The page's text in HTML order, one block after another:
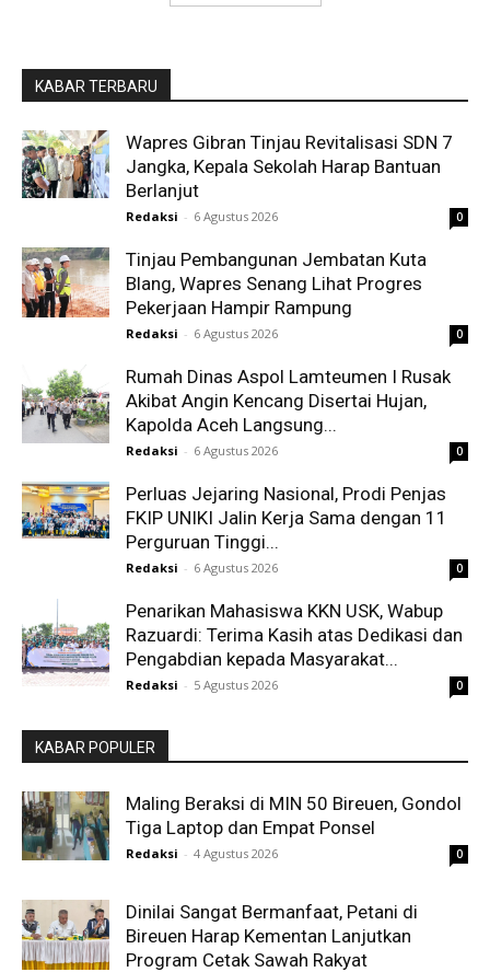
KABAR TERBARU
Wapres Gibran Tinjau Revitalisasi SDN 7
Jangka, Kepala Sekolah Harap Bantuan
Berlanjut
Redaksi - 6 Agustus 2026 0
Tinjau Pembangunan Jembatan Kuta
Blang, Wapres Senang Lihat Progres
Pekerjaan Hampir Rampung
Redaksi - 6 Agustus 2026 0
Rumah Dinas Aspol Lamteumen I Rusak
Akibat Angin Kencang Disertai Hujan,
Kapolda Aceh Langsung...
Redaksi - 6 Agustus 2026 0
Perluas Jejaring Nasional, Prodi Penjas
FKIP UNIKI Jalin Kerja Sama dengan 11
Perguruan Tinggi...
Redaksi - 6 Agustus 2026 0
Penarikan Mahasiswa KKN USK, Wabup
Razuardi: Terima Kasih atas Dedikasi dan
Pengabdian kepada Masyarakat...
Redaksi - 5 Agustus 2026 0
KABAR POPULER
Maling Beraksi di MIN 50 Bireuen, Gondol
Tiga Laptop dan Empat Ponsel
Redaksi - 4 Agustus 2026 0
Dinilai Sangat Bermanfaat, Petani di
Bireuen Harap Kementan Lanjutkan
Program Cetak Sawah Rakyat